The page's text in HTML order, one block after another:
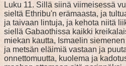
Luku 11. Sillä siinä viimeisessä
sieltä Ethribu'n erämaasta, ja
ja taivaan lintuja, ja kehota niitä
siellä Gabaothissa kaikki
miekan kautta, Ismaelin
ja metsän eläimiä vastaan ja
onnettomuutta, kuolema ja